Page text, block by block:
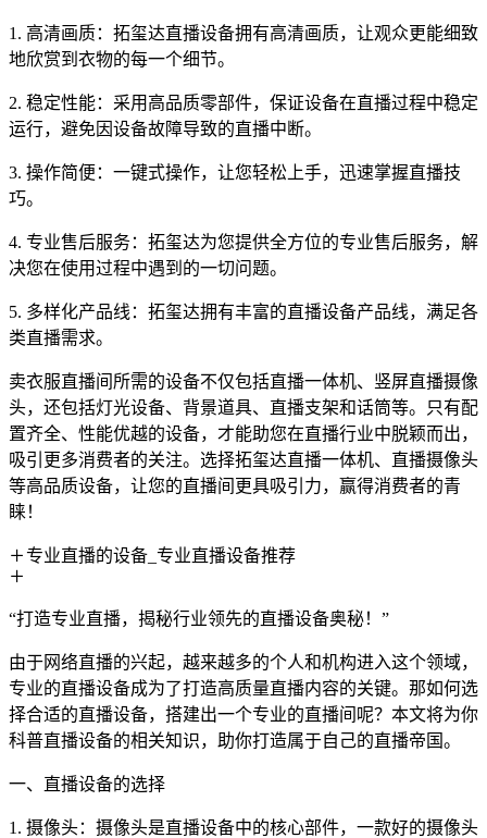
1. 高清画质：拓玺达直播设备拥有高清画质，让观众更能细致
地欣赏到衣物的每一个细节。
2. 稳定性能：采用高品质零部件，保证设备在直播过程中稳定
运行，避免因设备故障导致的直播中断。
3. 操作简便：一键式操作，让您轻松上手，迅速掌握直播技
巧。
4. 专业售后服务：拓玺达为您提供全方位的专业售后服务，解
决您在使用过程中遇到的一切问题。
5. 多样化产品线：拓玺达拥有丰富的直播设备产品线，满足各
类直播需求。
卖衣服直播间所需的设备不仅包括直播一体机、竖屏直播摄像
头，还包括灯光设备、背景道具、直播支架和话筒等。只有配
置齐全、性能优越的设备，才能助您在直播行业中脱颖而出，
吸引更多消费者的关注。选择拓玺达直播一体机、直播摄像头
等高品质设备，让您的直播间更具吸引力，赢得消费者的青
睐！
专业直播的设备_专业直播设备推荐
“打造专业直播，揭秘行业领先的直播设备奥秘！”
由于网络直播的兴起，越来越多的个人和机构进入这个领域，
专业的直播设备成为了打造高质量直播内容的关键。那如何选
择合适的直播设备，搭建出一个专业的直播间呢？本文将为你
科普直播设备的相关知识，助你打造属于自己的直播帝国。
一、直播设备的选择
1. 摄像头：摄像头是直播设备中的核心部件，一款好的摄像头